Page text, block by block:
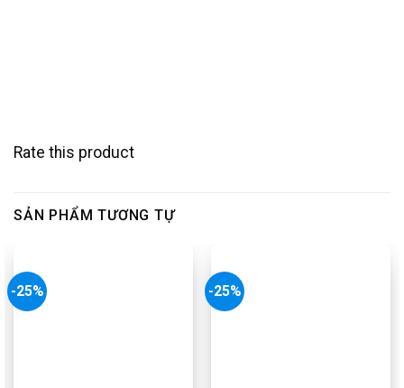
Rate this product
SẢN PHẨM TƯƠNG TỰ
-25% -25%